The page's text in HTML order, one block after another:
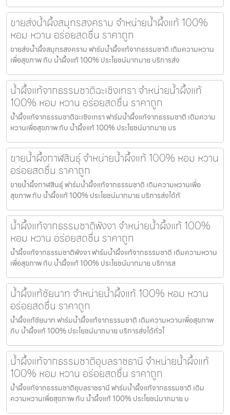
ขายส่งน้ำผึ้งสมุทรสงคราม จำหน่ายน้ำผึ้งแท้ 100%
หอม หวาน อร่อยสดชื่น ราคาถูก
ขายส่งน้ำผึ้งสมุทรสงคราม ฟาร์มน้ำผึ้งแท้จากธรรมชาติ เติมความหวาน
เพื่อสุขภาพ กับ น้ำผึ้งแท้ 100% ประโยชน์มากมาย บริการส่ง
น้ำผึ้งแท้จากธรรมชาติฉะเชิงเทรา จำหน่ายน้ำผึ้งแท้
100% หอม หวาน อร่อยสดชื่น ราคาถูก
น้ำผึ้งแท้จากธรรมชาติฉะเชิงเทรา ฟาร์มน้ำผึ้งแท้จากธรรมชาติ เติมความ
หวานเพื่อสุขภาพ กับ น้ำผึ้งแท้ 100% ประโยชน์มากมาย บร
ขายน้ำผึ้งกาฬสินธุ์ จำหน่ายน้ำผึ้งแท้ 100% หอม หวาน
อร่อยสดชื่น ราคาถูก
ขายน้ำผึ้งกาฬสินธุ์ ฟาร์มน้ำผึ้งแท้จากธรรมชาติ เติมความหวานเพื่อ
สุขภาพ กับ น้ำผึ้งแท้ 100% ประโยชน์มากมาย บริการส่งได้ทั
น้ำผึ้งแท้จากธรรมชาติพังงา จำหน่ายน้ำผึ้งแท้ 100%
หอม หวาน อร่อยสดชื่น ราคาถูก
น้ำผึ้งแท้จากธรรมชาติพังงา ฟาร์มน้ำผึ้งแท้จากธรรมชาติ เติมความหวาน
เพื่อสุขภาพ กับ น้ำผึ้งแท้ 100% ประโยชน์มากมาย บริการส
น้ำผึ้งแท้ชัยนาท จำหน่ายน้ำผึ้งแท้ 100% หอม หวาน
อร่อยสดชื่น ราคาถูก
น้ำผึ้งแท้ชัยนาท ฟาร์มน้ำผึ้งแท้จากธรรมชาติ เติมความหวานเพื่อสุขภาพ
กับ น้ำผึ้งแท้ 100% ประโยชน์มากมาย บริการส่งได้ทั่วไ
น้ำผึ้งแท้จากธรรมชาติอุบลราชธานี จำหน่ายน้ำผึ้งแท้
100% หอม หวาน อร่อยสดชื่น ราคาถูก
น้ำผึ้งแท้จากธรรมชาติอุบลราชธานี ฟาร์มน้ำผึ้งแท้จากธรรมชาติ เติม
ความหวานเพื่อสุขภาพ กับ น้ำผึ้งแท้ 100% ประโยชน์มากมาย บ